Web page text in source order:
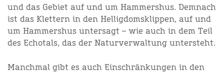
und das Gebiet auf und um Hammershus. Demnach
ist das Klettern in den Helligdomsklippen, auf und
um Hammershus untersagt – wie auch in dem Teil
des Echotals, das der Naturverwaltung untersteht.
Manchmal gibt es auch Einschränkungen in den